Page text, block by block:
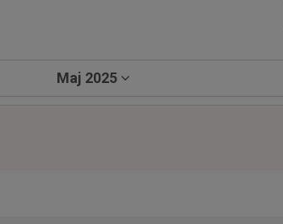
Maj 2025